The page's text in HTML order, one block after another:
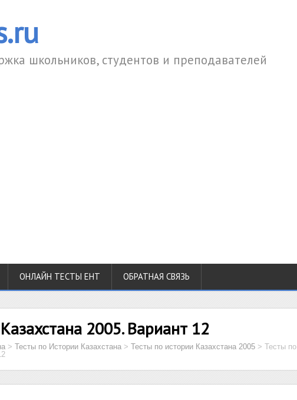
школьников, студентов и преподавателей
ОНЛАЙН ТЕСТЫ ЕНТ ОБРАТНАЯ СВЯЗЬ
2005. Вариант 12
> Тесты по Истории Казахстана > Тесты по истории Казахстана 2005 > Тесты по